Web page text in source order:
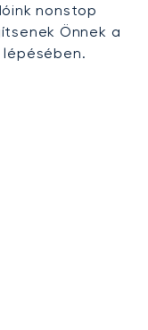
nonstop
Önnek a